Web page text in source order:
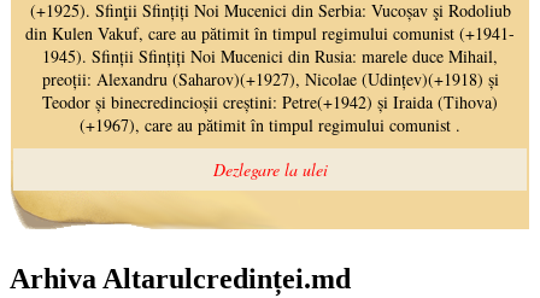
Arhiva Altarulcredinței.md